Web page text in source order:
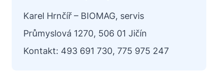
Karel Hrnčíř – BIOMAG, servis
Průmyslová 1270, 506 01 Jičín
Kontakt: 493 691 730, 775 975 247